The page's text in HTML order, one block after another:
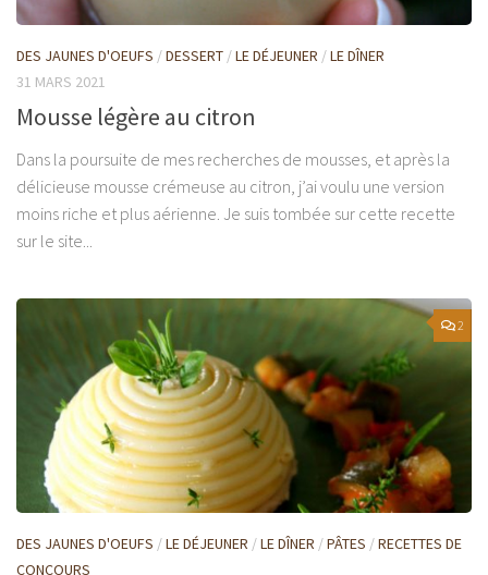
DES JAUNES D'OEUFS /DESSERT /LE DÉJEUNER /LE DÎNER
31 MARS 2021
Mousse légère au citron
Dans la poursuite de mes recherches de mousses, et après la
délicieuse mousse crémeuse au citron, j’ai voulu une version
moins riche et plus aérienne. Je suis tombée sur cette recette
sur le site...
2
DES JAUNES D'OEUFS /LE DÉJEUNER /LE DÎNER /PÂTES /RECETTES DE
CONCOURS